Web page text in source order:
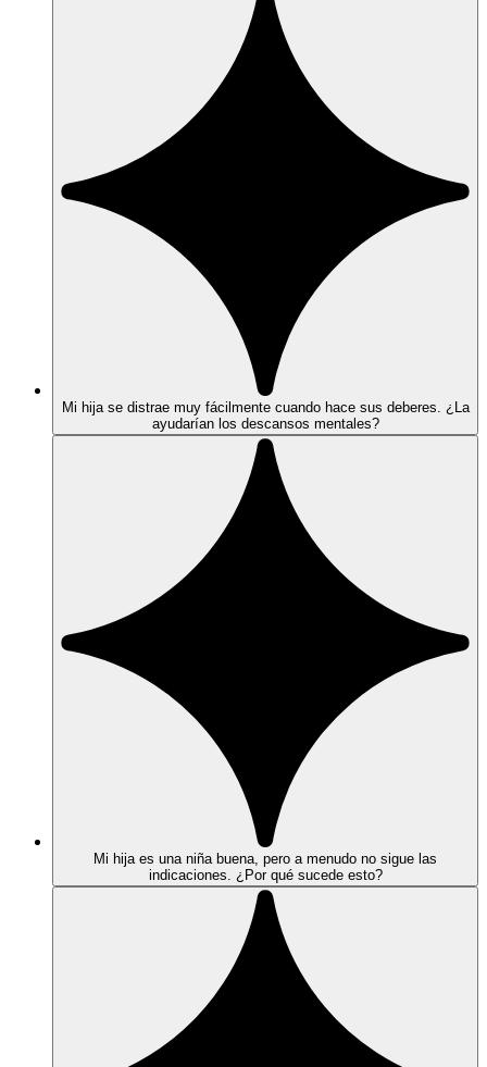
Mi hija se distrae muy fácilmente cuando hace sus deberes. ¿La
ayudarían los descansos mentales?
Mi hija es una niña buena, pero a menudo no sigue las
indicaciones. ¿Por qué sucede esto?